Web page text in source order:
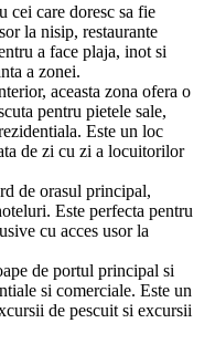
cei care doresc sa fie
la nisip, restaurante
a face plaja, inot si
a zonei.
aceasta zona ofera o
pentru pietele sale,
Este un loc
de zi cu zi a locuitorilor
de orasul principal,
Este perfecta pentru
cu acces usor la
de portul principal si
si comerciale. Este un
de pescuit si excursii